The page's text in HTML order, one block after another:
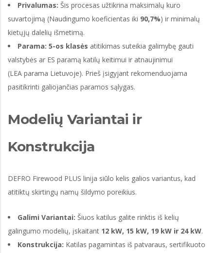
Privalumas: Šis procesas užtikrina maksimalų kuro
suvartojimą (Naudingumo koeficientas iki 90,7%) ir minimalų
kietųjų dalelių išmetimą.
Parama: 5-os klasės atitikimas suteikia galimybę gauti
valstybės ar ES paramą katilų keitimui ir atnaujinimui
(LEA parama Lietuvoje). Prieš įsigyjant rekomenduojama
pasitikrinti galiojančias paramos sąlygas.
Modelių Variantai ir
Konstrukcija
DEFRO Firewood PLUS linija siūlo kelis galios variantus, kad
atitiktų skirtingų namų šildymo poreikius.
Galimi Variantai: Šiuos katilus galite rinktis iš kelių
galingumo modelių, įskaitant 12 kW, 15 kW, 19 kW ir 24 kW.
Konstrukcija: Katilas pagamintas iš patvaraus, sertifikuoto